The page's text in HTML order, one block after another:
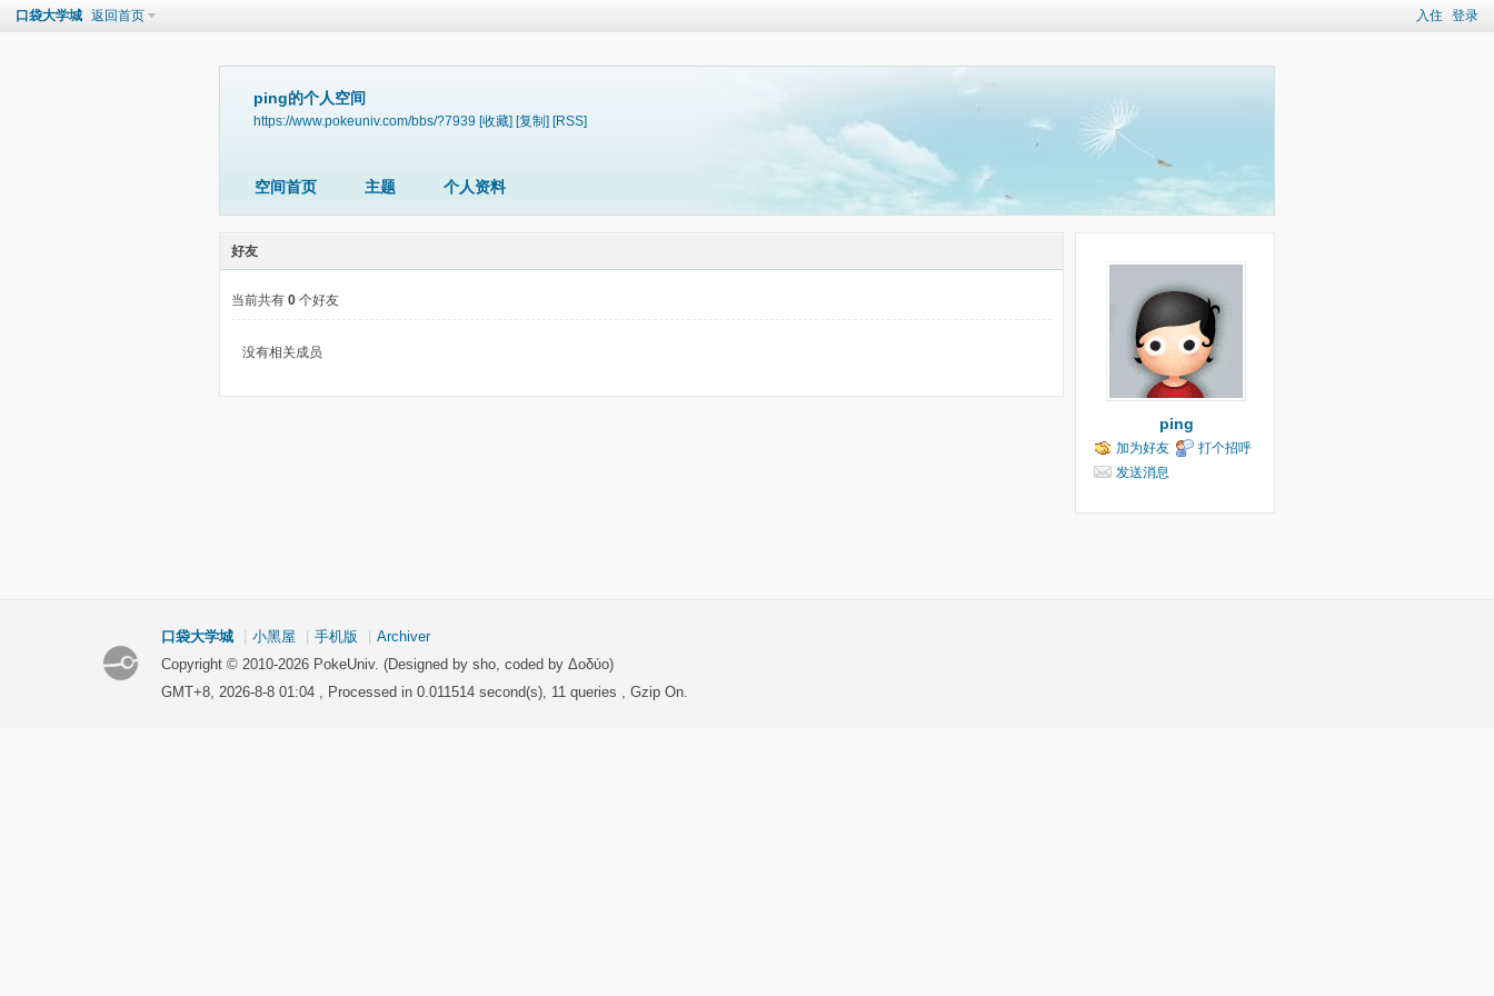
入住 登录
口袋大学城 返回首页
ping的个人空间
https://www.pokeuniv.com/bbs/?7939 [收藏] [复制] [RSS]
空间首页 主题 个人资料
好友
当前共有 0 个好友
没有相关成员
ping
加为好友
打个招呼
发送消息
口袋大学城 小黑屋 手机版
Archiver
Copyright © 2010-2026 PokeUniv. (Designed by sho, coded by Δοδύο)
GMT+8, 2026-8-8 01:04 , Processed in 0.011514 second(s), 11 queries , Gzip On.